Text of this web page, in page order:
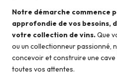
Notre démarche commence
approfondie de vos besoins,
votre collection de vins.Que
ou un collectionneur passionné,
concevoir et construire une
toutes vos attentes.